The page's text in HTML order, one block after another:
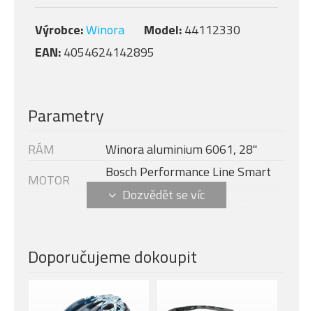
Výrobce:Winora Model:44112330
EAN:4054624142895
Parametry
RÁM
Winora aluminium 6061, 28"
MOTOR
Bosch Performance Line Smart
System 250 W, 75 Nm
Bosch Intuvia 100 + LED Remote
BATERIE
Bosch PowerTube, 500 Wh
NABÍJEČKA
Bosch compact charger 2A
SR Suntour NEX E25, ocelová
Doporučujeme dokoupit